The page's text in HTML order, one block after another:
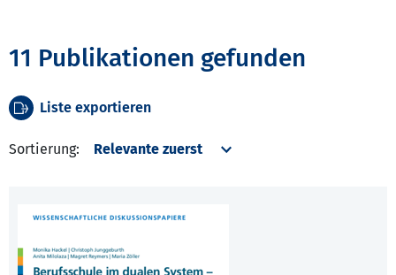
11 Publikationen gefunden
Liste exportieren
Sortierung: